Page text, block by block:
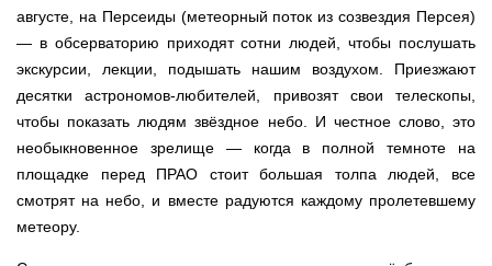
августе, на Персеиды (метеорный поток из созвездия Персея)
— в обсерваторию приходят сотни людей, чтобы послушать
экскурсии, лекции, подышать нашим воздухом. Приезжают
десятки астрономов-любителей, привозят свои телескопы,
чтобы показать людям звёздное небо. И честное слово, это
необыкновенное зрелище — когда в полной темноте на
площадке перед ПРАО стоит большая толпа людей, все
смотрят на небо, и вместе радуются каждому пролетевшему
метеору.